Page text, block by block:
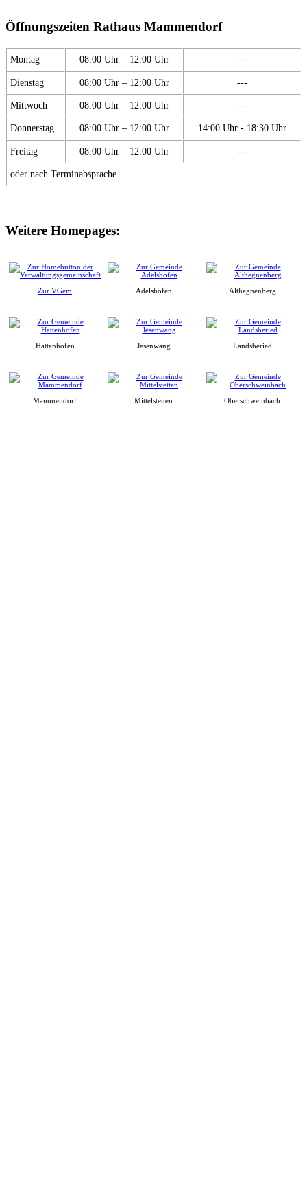
Öffnungszeiten Rathaus Mammendorf
Montag 08:00 Uhr – 12:00 Uhr ---
Dienstag 08:00 Uhr – 12:00 Uhr ---
Mittwoch 08:00 Uhr – 12:00 Uhr ---
Donnerstag 08:00 Uhr – 12:00 Uhr 14:00 Uhr - 18:30 Uhr
Freitag 08:00 Uhr – 12:00 Uhr ---
oder nach Terminabsprache
Weitere Homepages:
Zur VGem Adelshofen Althegnenberg
Hattenhofen Jesenwang Landsberied
Mammendorf Mittelstetten Oberschweinbach